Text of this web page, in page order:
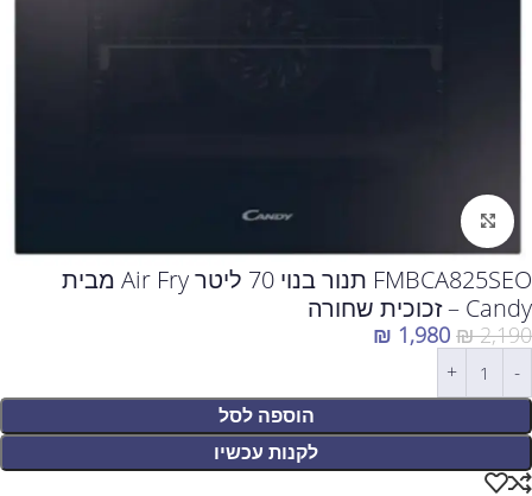
FMBCA825SEO תנור בנוי 70 ליטר Air Fry מבית
Candy – זכוכית שחורה
₪2,190
₪ 1,980
הוספה לסל
לקנות עכשיו
לחצו להגדלה